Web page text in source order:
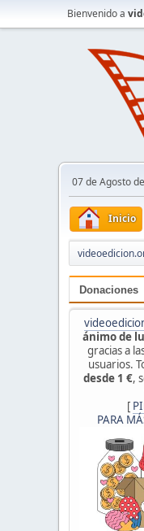
Bienvenido a
07 de Agosto
Inicio
Donaciones
ánimo de
gracias a
usuarios.
desde 1 €,
[
PARA